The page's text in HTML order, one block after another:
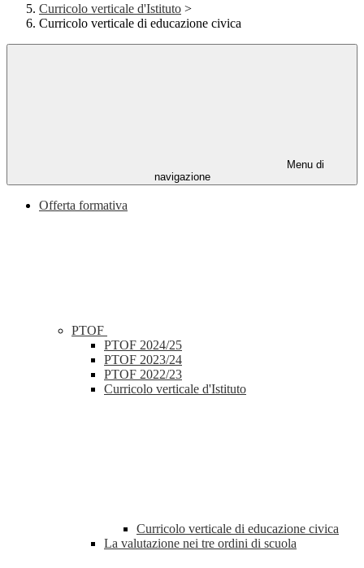
Curricolo verticale d'Istituto >
Curricolo verticale di educazione civica
Menu di
navigazione
Offerta formativa
PTOF
PTOF 2024/25
PTOF 2023/24
PTOF 2022/23
Curricolo verticale d'Istituto
Curricolo verticale di educazione civica
La valutazione nei tre ordini di scuola